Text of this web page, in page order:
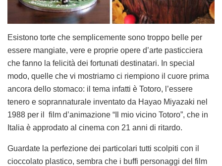
Esistono torte che semplicemente sono troppo belle per
essere mangiate, vere e proprie opere d’arte pasticciera
che fanno la felicità dei fortunati destinatari. In special
modo, quelle che vi mostriamo ci riempiono il cuore prima
ancora dello stomaco: il tema infatti è Totoro, l’essere
tenero e soprannaturale inventato da Hayao Miyazaki nel
1988 per il film d’animazione “Il mio vicino Totoro”, che in
Italia è approdato al cinema con 21 anni di ritardo.
Guardate la perfezione dei particolari tutti scolpiti con il
cioccolato plastico, sembra che i buffi personaggi del film